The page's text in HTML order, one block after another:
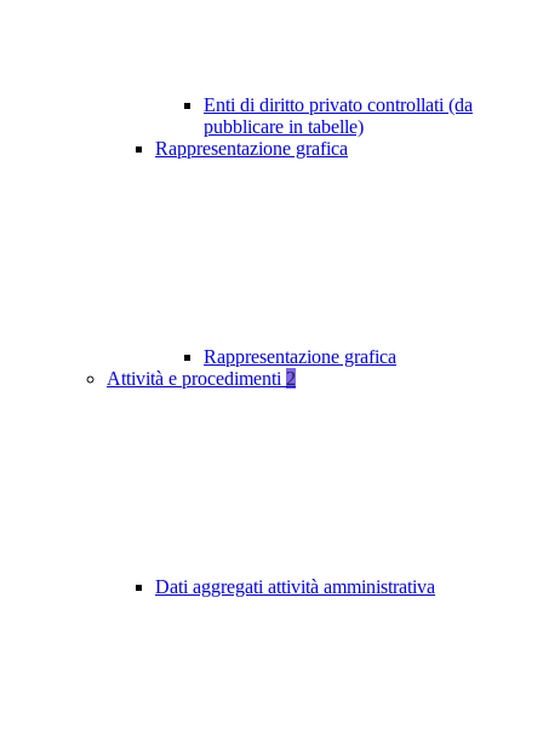
Enti di diritto privato controllati (da
pubblicare in tabelle)
Rappresentazione grafica
Rappresentazione grafica
Attività e procedimenti 2
Dati aggregati attività amministrativa